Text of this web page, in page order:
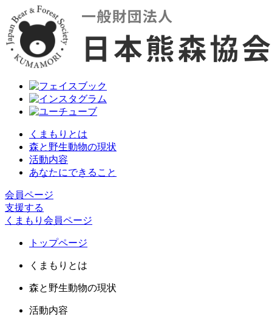
くまもりとは
森と野生動物の現状
活動内容
あなたにできること
会員ページ
支援する
くまもり会員ページ
トップページ
くまもりとは
森と野生動物の現状
活動内容